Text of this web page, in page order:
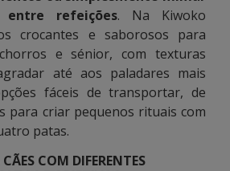
refeições. Na Kiwoko
crocantes e saborosos para
e sénior, com texturas
até aos paladares mais
fáceis de transportar, de
para criar pequenos rituais com
patas.
COM DIFERENTES